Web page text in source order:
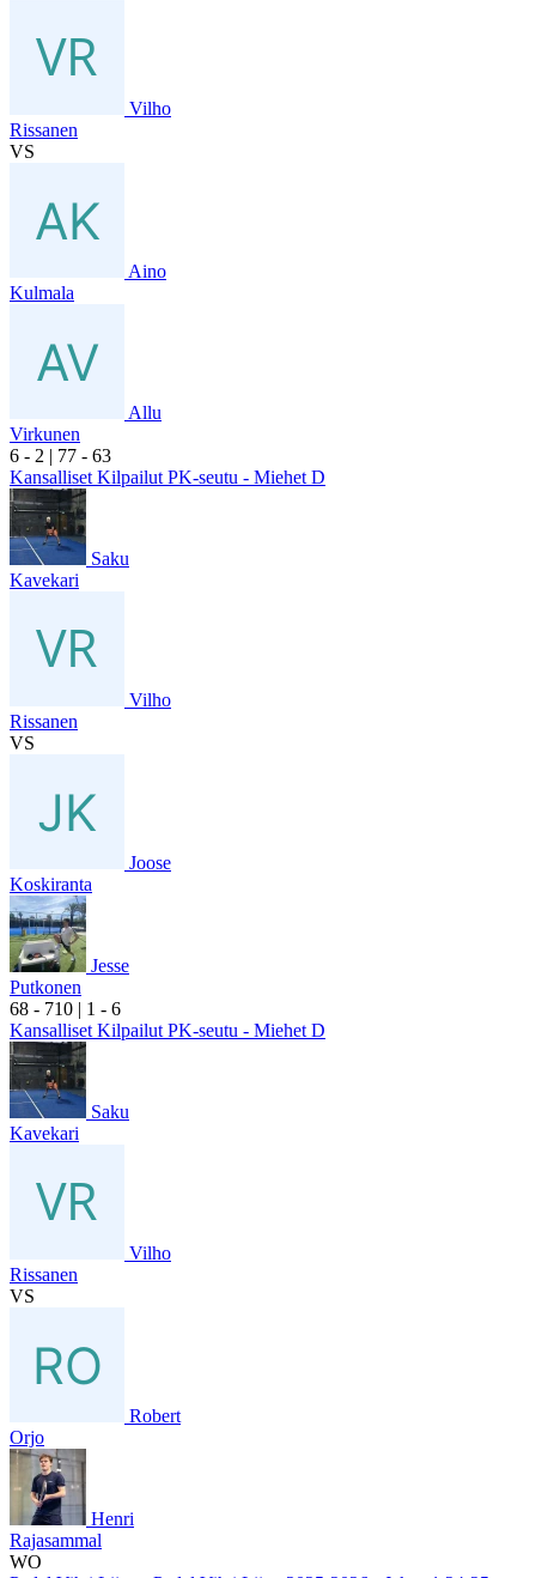
Vilho
Rissanen
VS
Aino
Kulmala
Allu
Virkunen
6 - 2 | 77 - 63
Kansalliset Kilpailut PK-seutu - Miehet D
Saku
Kavekari
Vilho
Rissanen
VS
Joose
Koskiranta
Jesse
Putkonen
68 - 710 | 1 - 6
Kansalliset Kilpailut PK-seutu - Miehet D
Saku
Kavekari
Vilho
Rissanen
VS
Robert
Orjo
Henri
Rajasammal
WO